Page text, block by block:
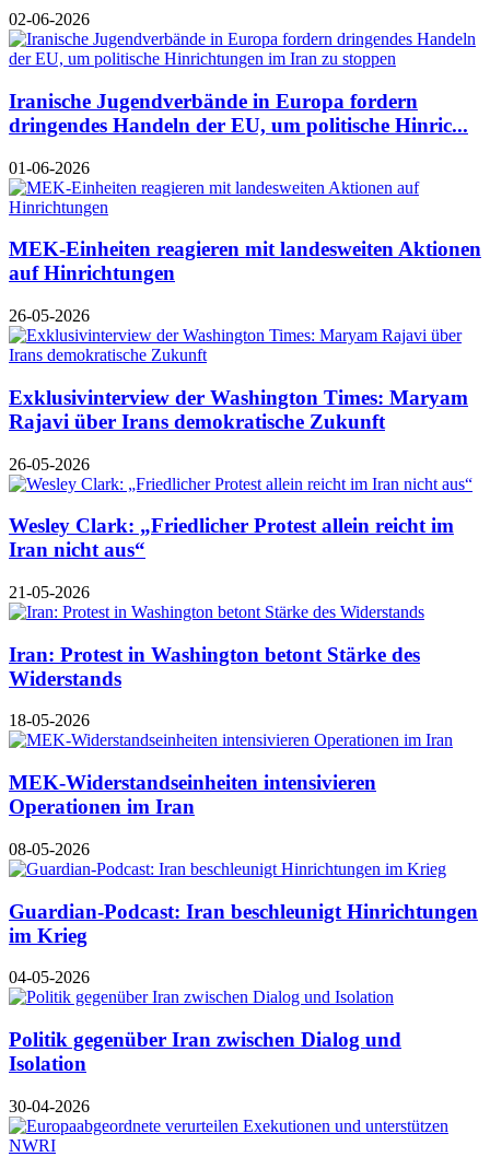
02-06-2026
Iranische Jugendverbände in Europa fordern
dringendes Handeln der EU, um politische Hinric...
01-06-2026
MEK-Einheiten reagieren mit landesweiten Aktionen
auf Hinrichtungen
26-05-2026
Exklusivinterview der Washington Times: Maryam
Rajavi über Irans demokratische Zukunft
26-05-2026
Wesley Clark: „Friedlicher Protest allein reicht im
Iran nicht aus“
21-05-2026
Iran: Protest in Washington betont Stärke des
Widerstands
18-05-2026
MEK-Widerstandseinheiten intensivieren
Operationen im Iran
08-05-2026
Guardian-Podcast: Iran beschleunigt Hinrichtungen
im Krieg
04-05-2026
Politik gegenüber Iran zwischen Dialog und
Isolation
30-04-2026